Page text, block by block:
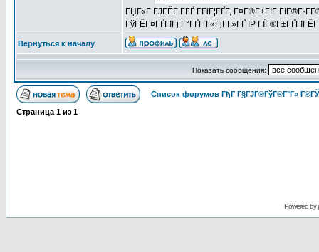
ГЏГ«Г ГЈГЁГ­ Г­ГҐ Г­ГіГ¦ГҐГ­, Г¤Г®Г±ГІГ
ГўГЁГ¤ГҐГІГј Г°ГҐГ Г«ГјГ­Г»ГҐ IP
Вернуться к началу
Показать сообщения:
Список форумов ГђГ Г§ГЈГ®ГўГ®Г°Г»
Страница 1 из 1
Powered by